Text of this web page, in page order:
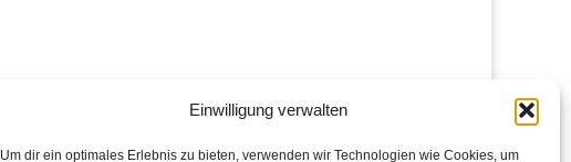
Einwilligung verwalten
Um dir ein optimales Erlebnis zu bieten, verwenden wir Technologien wie Cookies, um